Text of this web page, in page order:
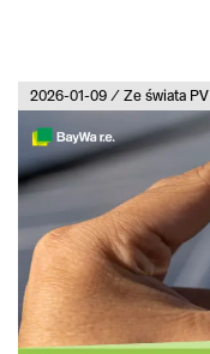
2026-01-09 / Ze świata PV